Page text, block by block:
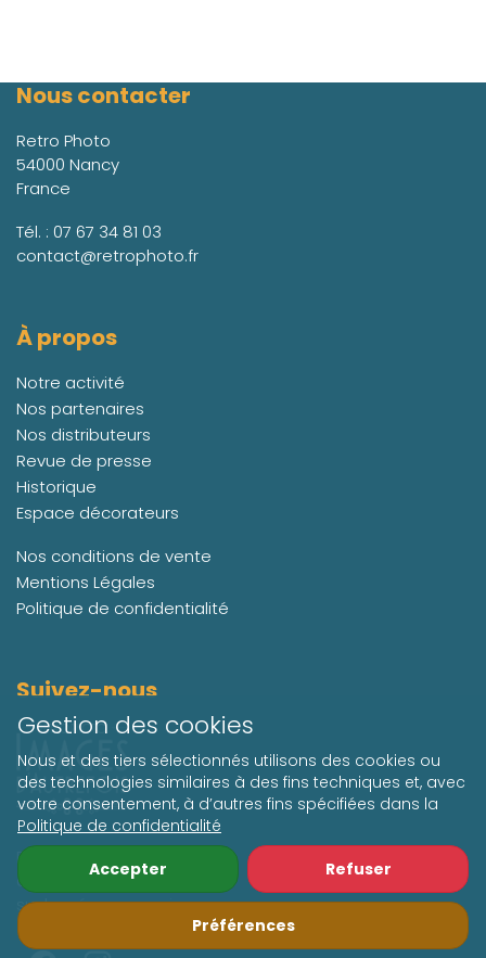
Gestion des cookies
Nous et des tiers sélectionnés utilisons des cookies ou
des technologies similaires à des fins techniques et, avec
votre consentement, à d’autres fins spécifiées dans la
Politique de confidentialité
Accepter
Refuser
Préférences
Nous contacter
Retro Photo
54000 Nancy
France
Tél. : 07 67 34 81 03
contact@retrophoto.fr
À propos
Notre activité
Nos partenaires
Nos distributeurs
Revue de presse
Historique
Espace décorateurs
Nos conditions de vente
Mentions Légales
Politique de confidentialité
Suivez-nous
Retrouvez toute l'actualité
de Retro Photo
sur les réseaux sociaux.